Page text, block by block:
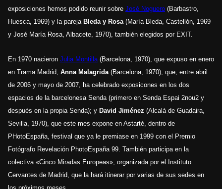
exposiciones hemos podido reunir sobre José Noguero (Barbastro,
Huesca, 1969) y la pareja Bleda y Rosa (María Bleda, Castellón, 1969
y José María Rosa, Albacete, 1970), también elegidos por EXIT.
En 1970 nacieron Julia Montilla (Barcelona, 1970), que expuso en enero
en Trama Madrid; Anna Malagrida (Barcelona, 1970), que, entre abril
de 2006 y mayo de 2007, ha celebrado exposicones en los dos
espacios de la barcelonesa Senda (primero en Senda Espai 2nou2 y
después en la propia Senda); y David Jiménez (Alcalá de Guadaira,
Sevilla, 1970), que este mes expone en Astarté, dentro de
PHotoEspaña, festival que ya le premiase en 1999 con el Premio
Fotógrafo Revelación PhotoEspaña 99. También participa en la
colectiva «Cinco Miradas Europeas», organizada por el Instituto
Cervantes de Madrid, que la hará itinerar por varias de sus sedes en